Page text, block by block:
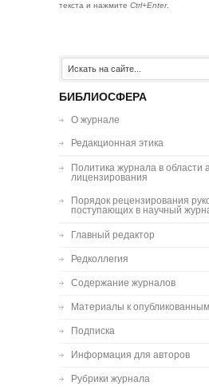
текста и нажмите Ctrl+Enter.
БИБЛИОСФЕРА
О журнале
Редакционная этика
Политика журнала в области
лицензирования
Порядок рецензирования
поступающих в научный
Главный редактор
Редколлегия
Содержание журналов
Материалы к
Подписка
Информация для авторов
Рубрики журнала